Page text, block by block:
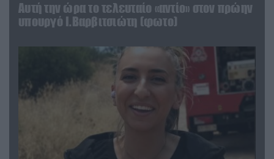
Αυτή την ώρα το τελευταίο «αντίο» στον πρώην
υπουργό Ι.Βαρβιτσιώτη (φωτο)